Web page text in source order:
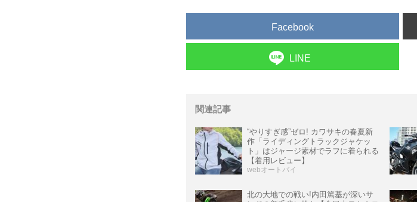
Facebook
LINE
関連記事
“やりすぎ感”ゼロ! カワサキの春夏新
作「ライディングトラックジャケッ
ト」はジャージ素材でラフに着られる
【着用レビュー】
webオートバイ
北の大地での戦い!内田篤基が深いサ